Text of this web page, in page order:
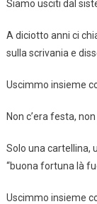
Siamo usciti dal
A diciotto anni ci
sulla scrivania e
Uscimmo insieme
Non c’era festa,
Solo una cartellina,
“buona fortuna là
Uscimmo insieme